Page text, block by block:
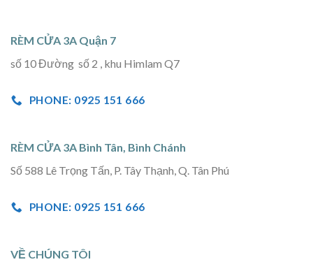
RÈM CỬA 3A Quận 7
số 10 Đường số 2 , khu Himlam Q7
PHONE: 0925 151 666
RÈM CỬA 3A Bình Tân, Bình Chánh
Số 588 Lê Trọng Tấn, P. Tây Thạnh, Q. Tân Phú
PHONE: 0925 151 666
VỀ CHÚNG TÔI